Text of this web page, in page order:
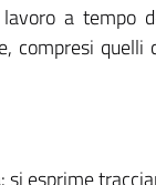
a tempo
compresi
: si esprime